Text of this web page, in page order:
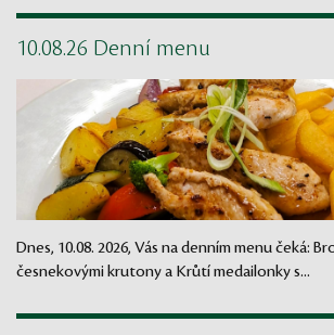
10.08.26 Denní menu
Dnes, 10.08. 2026, Vás na denním menu čeká:
česnekovými krutony a Krůtí medailonky s...